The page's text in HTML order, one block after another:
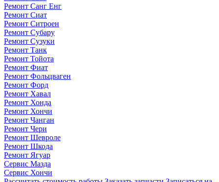
Ремонт Санг Енг
Ремонт Сиат
Ремонт Ситроен
Ремонт Субару
Ремонт Сузуки
Ремонт Танк
Ремонт Тойота
Ремонт Фиат
Ремонт Фольцваген
Ремонт Форд
Ремонт Хавал
Ремонт Хонда
Ремонт Хончи
Ремонт Чанган
Ремонт Чери
Ремонт Шевроле
Ремонт Шкода
Ремонт Ягуар
Сервис Мазда
Сервис Хончи